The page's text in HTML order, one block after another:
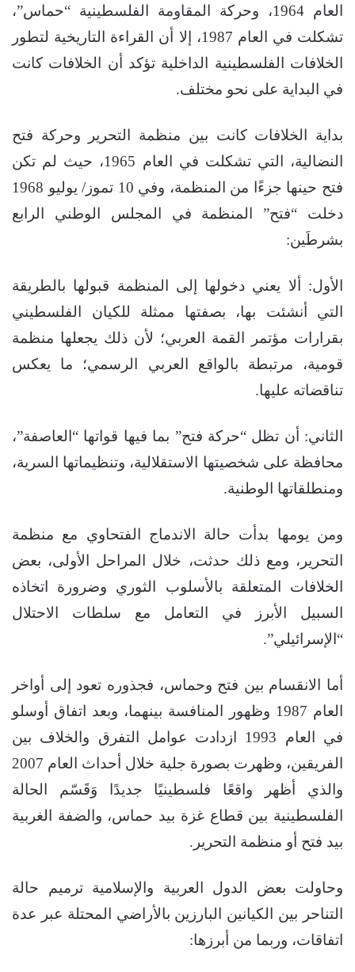
العام 1964، وحركة المقاومة الفلسطينية “حماس”،
تشكلت في العام 1987، إلا أن القراءة التاريخية لتطور
الخلافات الفلسطينية الداخلية تؤكد أن الخلافات كانت
في البداية على نحو مختلف.
بداية الخلافات كانت بين منظمة التحرير وحركة فتح
النضالية، التي تشكلت في العام 1965، حيث لم تكن
فتح حينها جزءًا من المنظمة، وفي 10 تموز/ يوليو 1968
دخلت “فتح” المنظمة في المجلس الوطني الرابع
بشرطَين:
الأول: ألا يعني دخولها إلى المنظمة قبولها بالطريقة
التي أنشئت بها، بصفتها ممثلة للكيان الفلسطيني
بقرارات مؤتمر القمة العربي؛ لأن ذلك يجعلها منظمة
قومية، مرتبطة بالواقع العربي الرسمي؛ ما يعكس
تناقضاته عليها.
الثاني: أن تظل “حركة فتح” بما فيها قواتها “العاصفة”،
محافظة على شخصيتها الاستقلالية، وتنظيماتها السرية،
ومنطلقاتها الوطنية.
ومن يومها بدأت حالة الاندماج الفتحاوي مع منظمة
التحرير، ومع ذلك حدثت، خلال المراحل الأولى، بعض
الخلافات المتعلقة بالأسلوب الثوري وضرورة اتخاذه
السبيل الأبرز في التعامل مع سلطات الاحتلال
“الإسرائيلي”.
أما الانقسام بين فتح وحماس، فجذوره تعود إلى أواخر
العام 1987 وظهور المنافسة بينهما، وبعد اتفاق أوسلو
في العام 1993 ازدادت عوامل التفرق والخلاف بين
الفريقين، وظهرت بصورة جلية خلال أحداث العام 2007
والذي أظهر واقعًا فلسطينيًا جديدًا وَقَسّم الحالة
الفلسطينية بين قطاع غزة بيد حماس، والضفة الغربية
بيد فتح أو منظمة التحرير.
وحاولت بعض الدول العربية والإسلامية ترميم حالة
التناحر بين الكيانين البارزين بالأراضي المحتلة عبر عدة
اتفاقات، وربما من أبرزها: